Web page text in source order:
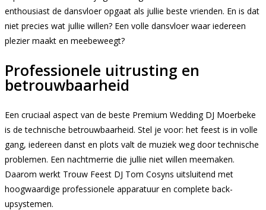
enthousiast de dansvloer opgaat als jullie beste vrienden. En is dat
niet precies wat jullie willen? Een volle dansvloer waar iedereen
plezier maakt en meebeweegt?
Professionele uitrusting en
betrouwbaarheid
Een cruciaal aspect van de beste Premium Wedding DJ Moerbeke
is de technische betrouwbaarheid. Stel je voor: het feest is in volle
gang, iedereen danst en plots valt de muziek weg door technische
problemen. Een nachtmerrie die jullie niet willen meemaken.
Daarom werkt Trouw Feest DJ Tom Cosyns uitsluitend met
hoogwaardige professionele apparatuur en complete back-
upsystemen.